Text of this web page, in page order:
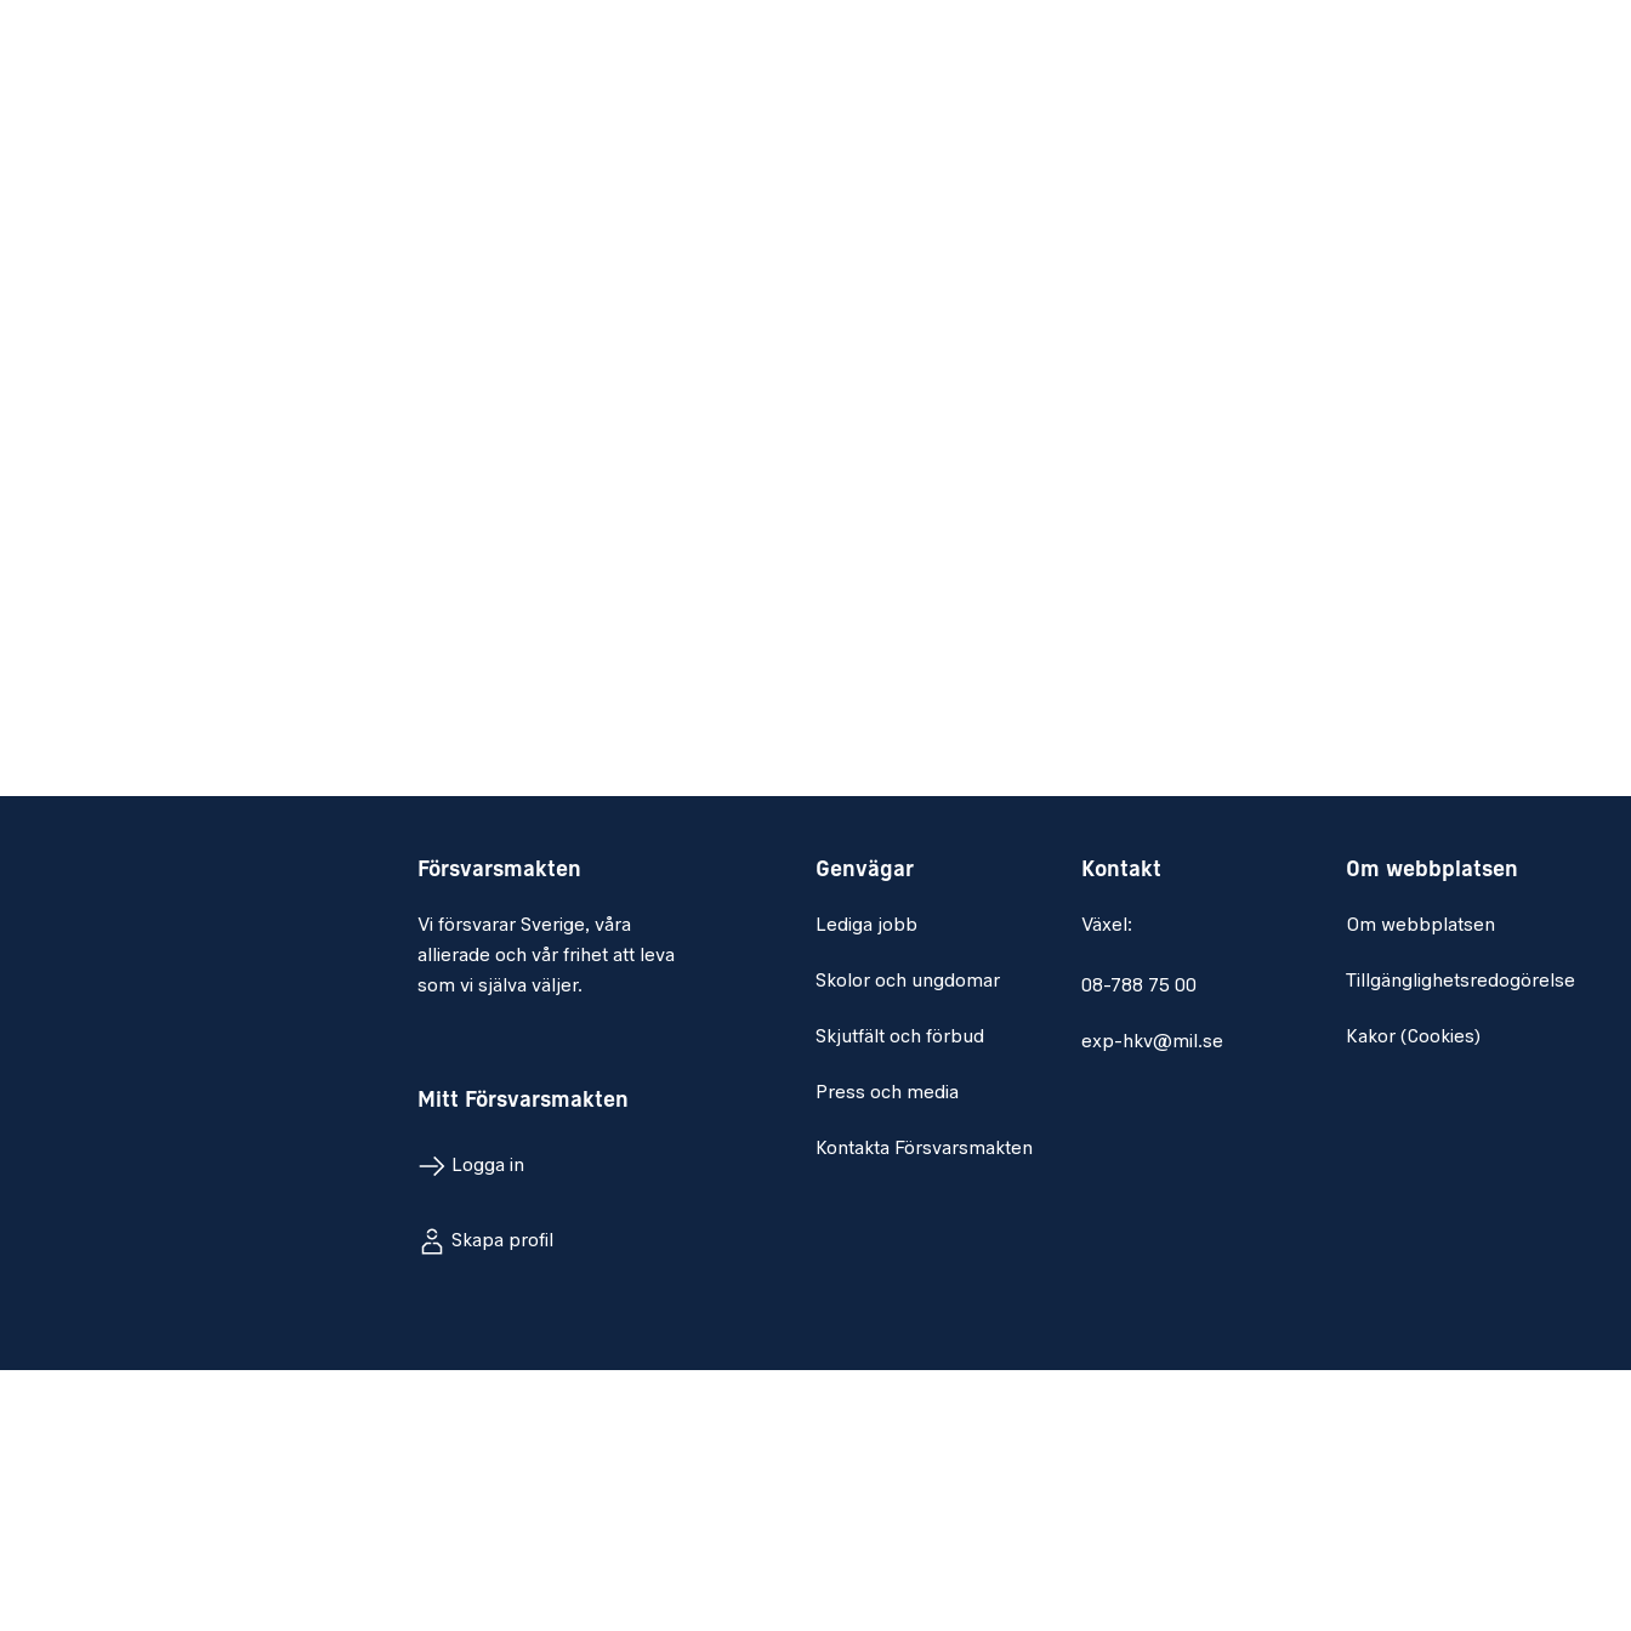
Försvarsmakten
Vi försvarar Sverige, våra
allierade och vår frihet att leva
som vi själva väljer.
Mitt Försvarsmakten
Logga in
Skapa profil
Genvägar
Lediga jobb
Skolor och ungdomar
Skjutfält och förbud
Press och media
Kontakta Försvarsmakten
Kontakt
Växel:
08-788 75 00
exp-hkv@mil.se
Om webbplatsen
Om webbplatsen
Tillgänglighetsredogörelse
Kakor (Cookies)